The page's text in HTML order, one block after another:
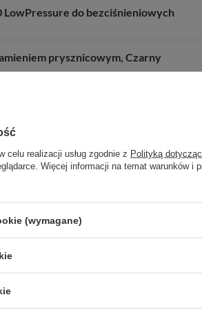
do bezciśnieniowych
prysznicowym, Czarny
240, wyciągana wylewka,
90 do 4 odbiorników,
montaż przyścienny, Czarny
do umywalek nablatowych z
Polerowany
Czarny Chrom
celu realizacji usług zgodnie z Polityką
Więcej informacji na temat warunków i
(wymagane)